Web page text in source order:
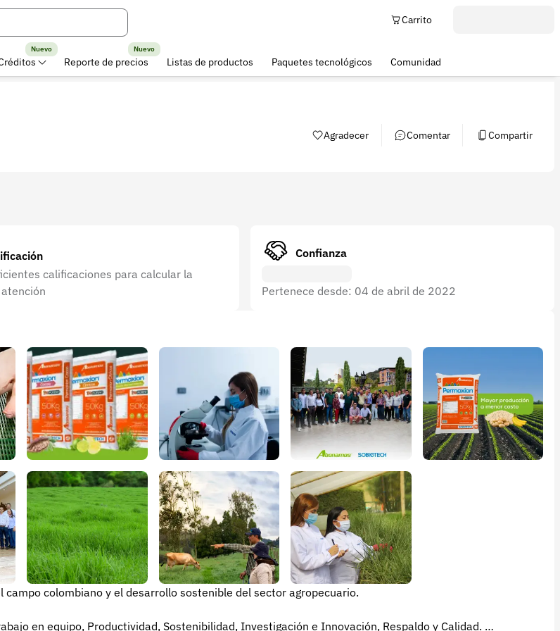
Carrito
Nuevo
Reporte de precios
Nuevo
Listas de productos Paquetes tecnológicos Comunidad
Agradecer Comentar Compartir
calificaciones para calcular la
Confianza
Pertenece desde: 04 de abril de 2022
colombiano y el desarrollo sostenible del sector agropecuario.
en equipo, Productividad, Sostenibilidad, Investigación e Innovación, Respaldo y Calidad.